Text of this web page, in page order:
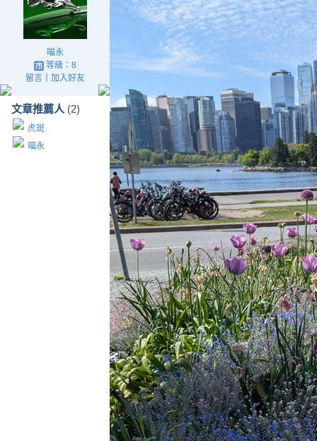
喵永
等級：8
留言｜ 加入好友
文章推薦人 (2)
虎斑.
喵永